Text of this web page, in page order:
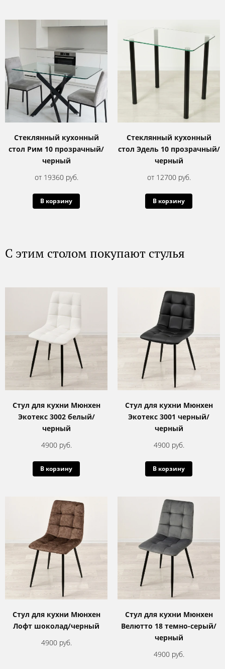
Стеклянный кухонный
стол Рим 10 прозрачный/
черный
от 19360 руб.
В корзину
Стеклянный кухонный
стол Эдель 10 прозрачный/
черный
от 12700 руб.
В корзину
С этим столом покупают стулья
Стул для кухни Мюнхен
Экотекс 3002 белый/
черный
4900 руб.
В корзину
Стул для кухни Мюнхен
Экотекс 3001 черный/
черный
4900 руб.
В корзину
Стул для кухни Мюнхен
Лофт шоколад/черный
4900 руб.
Стул для кухни Мюнхен
Велютто 18 темно-серый/
черный
4900 руб.